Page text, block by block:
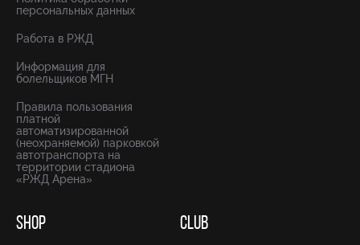
персональных данных
Работа в РЖД
Информация для
болельщиков МГН
Правила пользования
платной
автоматизированной
(неохраняемой) парковкой
автотранспорта на
территории стадиона
«РЖД Арена»
SHOP CLUB